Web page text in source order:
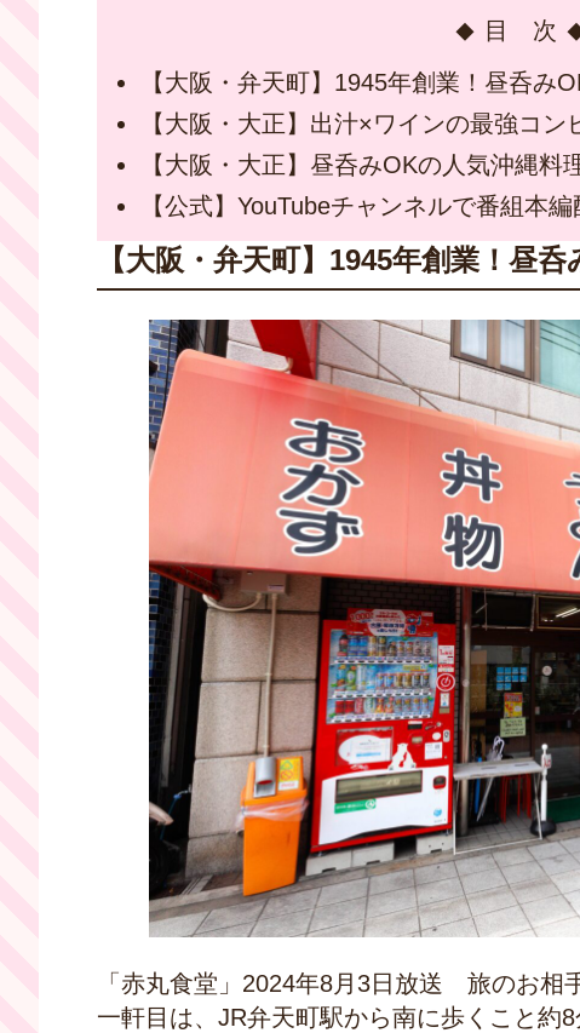
目 次
【大阪・弁天町】1945年創業！昼呑み
【大阪・大正】出汁×ワインの最強コン
【大阪・大正】昼呑みOKの人気沖縄料
【公式】YouTubeチャンネルで番組本編
【大阪・弁天町】1945年創業！昼
「赤丸食堂」2024年8月3日放送 旅のお相
一軒目は、JR弁天町駅から南に歩くこと約8